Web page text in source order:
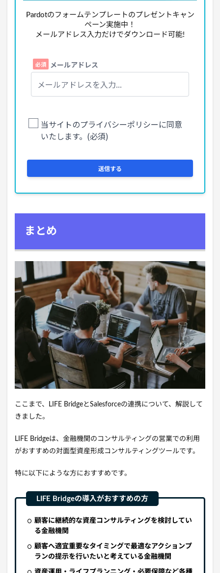
Pardotのフォームテンプレートのプレゼントキャン
ペーン実施中！
メールアドレス入力だけでダウンロード可能!
まとめ
ここまで、LIFE BridgeとSalesforceの連携について、解説して
きました。
LIFE Bridgeは、金融機関のコンサルティングの営業での利用
がおすすめの対面型資産形成コンサルティングツールです。
特に以下にような方におすすめです。
顧客に継続的な資産コンサルティングを検討してい
る金融機関
顧客へ適宜重要なタイミングで最適なアクションプ
ランの提示を行いたいと考えている金融機関